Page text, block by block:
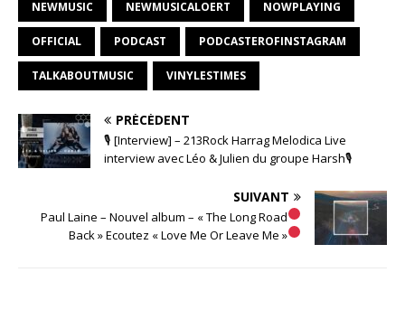
NEWMUSIC NEWMUSICALOERT NOWPLAYING
OFFICIAL PODCAST PODCASTEROFINSTAGRAM
TALKABOUTMUSIC VINYLESTIMES
PRÉCÉDENT
🎙 [Interview] – 213Rock Harrag Melodica Live
interview avec Léo & Julien du groupe Harsh🎙
SUIVANT
Paul Laine – Nouvel album – « The Long Road
Back » Ecoutez « Love Me Or Leave Me »